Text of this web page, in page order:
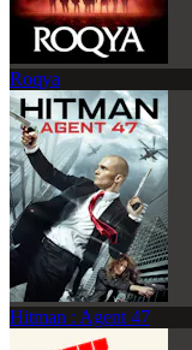
Roqya
Hitman : Agent 47